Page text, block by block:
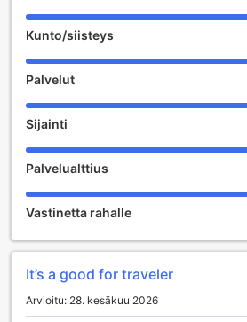
eki Higashi-guchi on täydellinen
ja käytännöllistä majoitusta Hakonen
Rentoutumisen ja viihteen keidas
Toyoko Inn Odawara-eki Higashi-
erinomaisia rentoutumis- ja
tekevät oleskelusta unohtumatonta.
matkustamisen aiheuttamaa stressiä
Ammattitaitoiset hierojat tarjoavat
suunniteltu parantamaan hyvinvointia
perinteisestä shiatsu-hieronnasta tai
aromaterapiasta, hotellin
Kunto/siisteys
Palvelut
Sijainti
Palvelualttius
Vastinetta rahalle
It’s a good for traveler
Arvioitu: 28. kesäkuu 2026